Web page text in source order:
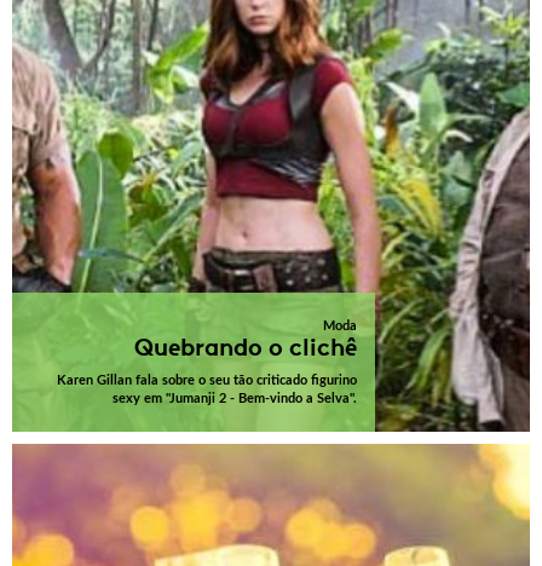
Moda
Quebrando o clichê
Karen Gillan fala sobre o seu tão criticado figurino
sexy em "Jumanji 2 - Bem-vindo a Selva".